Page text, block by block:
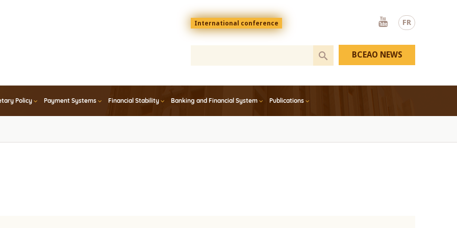
FR
Menu
top
En
International conference
Youtube
Policy Payment Systems Financial Stability Banking and Financial System Publications
BCEAO NEWS